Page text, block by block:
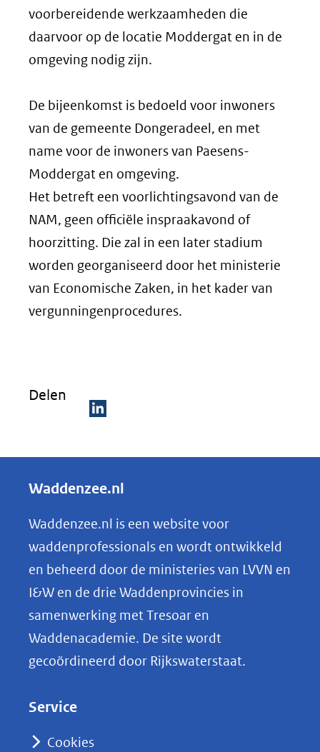
voorbereidende werkzaamheden die
daarvoor op de locatie Moddergat en in de
omgeving nodig zijn.
De bijeenkomst is bedoeld voor inwoners
van de gemeente Dongeradeel, en met
name voor de inwoners van Paesens-
Moddergat en omgeving.
Het betreft een voorlichtingsavond van de
NAM, geen officiële inspraakavond of
hoorzitting. Die zal in een later stadium
worden georganiseerd door het ministerie
van Economische Zaken, in het kader van
vergunningenprocedures.
Delen
e
e
n
o
p
k
e
Waddenzee.nl
Waddenzee.nl is een website voor
waddenprofessionals en wordt ontwikkeld
en beheerd door de ministeries van LVVN en
I&W en de drie Waddenprovincies in
samenwerking met Tresoar en
Waddenacademie. De site wordt
gecoördineerd door Rijkswaterstaat.
Service
Cookies